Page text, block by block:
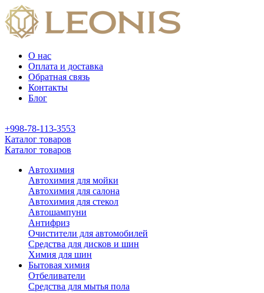
О нас
Оплата и доставка
Обратная связь
Контакты
Блог
+998-78-113-3553
Каталог товаров
Каталог товаров
Автохимия
Автохимия для мойки
Автохимия для салона
Автохимия для стекол
Автошампуни
Антифриз
Очистители для автомобилей
Средства для дисков и шин
Химия для шин
Бытовая химия
Отбеливатели
Средства для мытья пола